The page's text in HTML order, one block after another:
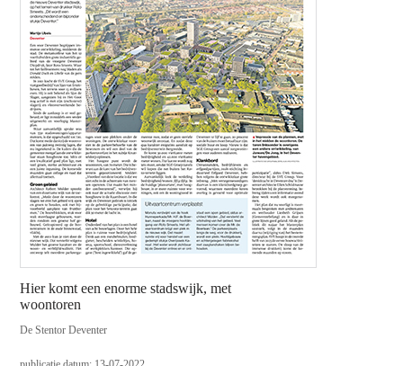
Hier komt een enorme stadswijk, met
woontoren
De Stentor Deventer